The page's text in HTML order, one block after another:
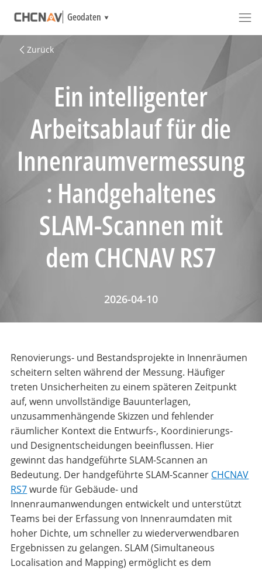
Geodaten
Zurück
Ein intelligenter
Arbeitsablauf für die
Innenraumvermessung
: Handgehaltenes
SLAM-Scannen mit
dem CHCNAV RS7
2026-04-10
Renovierungs- und Bestandsprojekte in Innenräumen
scheitern selten während der Messung. Häufiger
treten Unsicherheiten zu einem späteren Zeitpunkt
auf, wenn unvollständige Bauunterlagen,
unzusammenhängende Skizzen und fehlender
räumlicher Kontext die Entwurfs-, Koordinierungs-
und Designentscheidungen beeinflussen. Hier
gewinnt das handgeführte SLAM-Scannen an
Bedeutung. Der handgeführte SLAM-Scanner CHCNAV
RS7wurde für Gebäude- und
Innenraumanwendungen entwickelt und unterstützt
Teams bei der Erfassung von Innenraumdaten mit
hoher Dichte, um schneller zu wiederverwendbaren
Ergebnissen zu gelangen. SLAM (Simultaneous
Localisation and Mapping) ermöglicht es dem